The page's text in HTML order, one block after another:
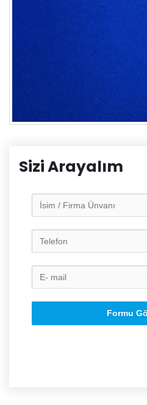
Sizi Arayalım
Formu